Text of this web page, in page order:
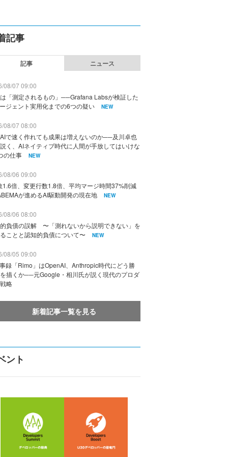
記事
記事 ニュース
08/07 09:00
「測定されるもの」──Grafana Labsが検証した
ジェント実用化までの6つの疑い
NEW
08/07 08:00
で速く作れても成果は増えないのか──及川卓也
く、AIネイティブ時代に人間が手放してはいけな
の仕事
NEW
08/06 09:00
1.6倍、変更行数1.8倍、平均マージ時間37%削減
が進めるAI駆動開発の現在地
NEW
08/06 08:00
負債の誤解 〜「測れないから説明できない」を
ことと認知的負債について〜
NEW
08/05 09:00
録「Rimo」はOpenAI、Anthropic時代にどう勝
描くか──元Google・相川氏が説く現代のプロダ
略
新着記事一覧を見る
ント